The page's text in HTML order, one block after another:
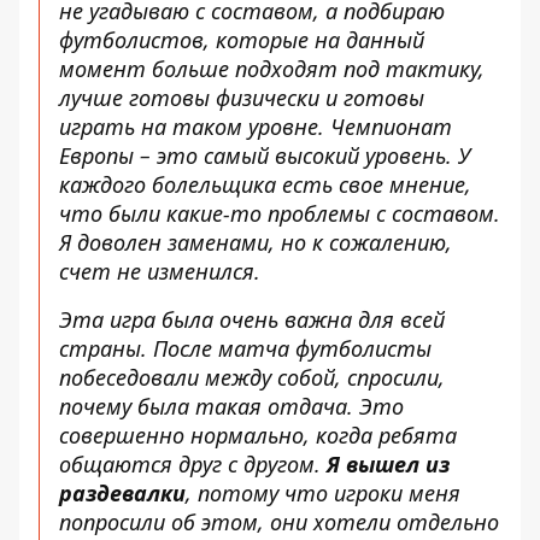
не угадываю с составом, а подбираю
футболистов, которые на данный
момент больше подходят под тактику,
лучше готовы физически и готовы
играть на таком уровне. Чемпионат
Европы – это самый высокий уровень. У
каждого болельщика есть свое мнение,
что были какие-то проблемы с составом.
Я доволен заменами, но к сожалению,
счет не изменился.
Эта игра была очень важна для всей
страны. После матча футболисты
побеседовали между собой, спросили,
почему была такая отдача. Это
совершенно нормально, когда ребята
общаются друг с другом.Я вышел из
раздевалки, потому что игроки меня
попросили об этом, они хотели отдельно